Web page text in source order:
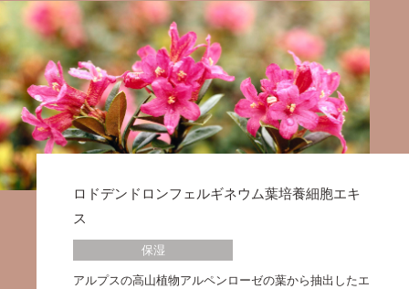
ロドデンドロンフェルギネウム葉培養細胞エキ
ス
保湿
アルプスの高山植物アルペンローゼの葉から抽出したエ